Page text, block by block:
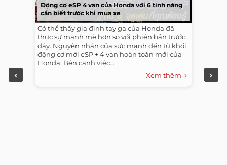
Động cơ eSP 4 van của Honda với 6 tính năng
cần biết trước khi mua xe
Có thể thấy gia đình tay ga của Honda đã
thực sự mạnh mẽ hơn so với phiên bản trước
đây. Nguyên nhân của sức mạnh đến từ khối
động cơ mới eSP + 4 van hoàn toàn mới của
Honda. Bên cạnh việc...
Xem thêm